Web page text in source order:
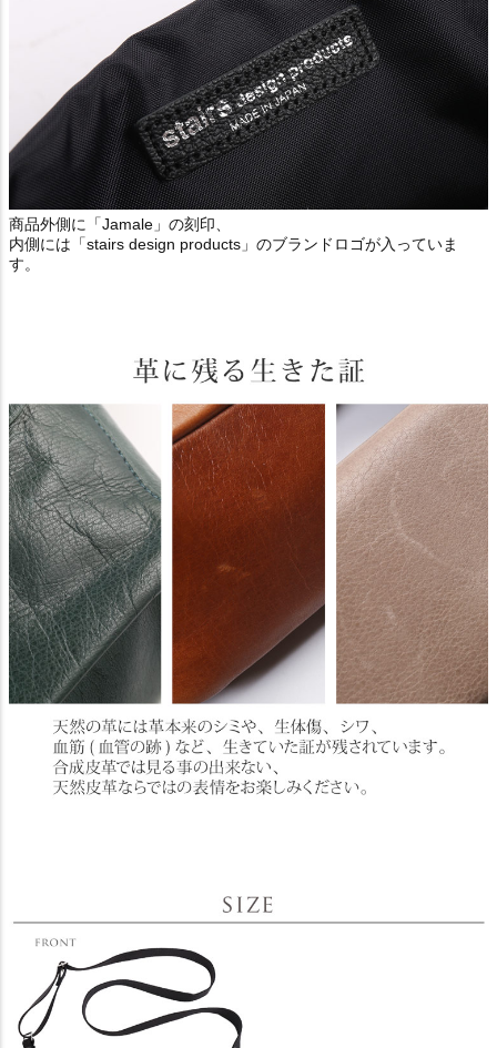
商品外側に「Jamale」の刻印、
内側には「stairs design products」のブランドロゴが入っていま
す。